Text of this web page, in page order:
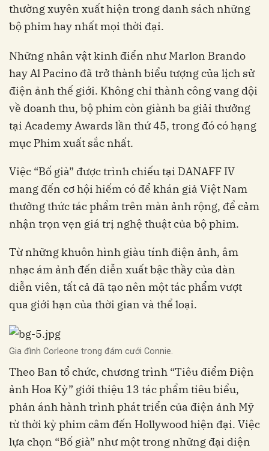
thường xuyên xuất hiện trong danh sách những
bộ phim hay nhất mọi thời đại.
Những nhân vật kinh điển như Marlon Brando
hay Al Pacino đã trở thành biểu tượng của lịch sử
điện ảnh thế giới. Không chỉ thành công vang dội
về doanh thu, bộ phim còn giành ba giải thưởng
tại Academy Awards lần thứ 45, trong đó có hạng
mục Phim xuất sắc nhất.
Việc “Bố già” được trình chiếu tại DANAFF IV
mang đến cơ hội hiếm có để khán giả Việt Nam
thưởng thức tác phẩm trên màn ảnh rộng, để cảm
nhận trọn vẹn giá trị nghệ thuật của bộ phim.
Từ những khuôn hình giàu tính điện ảnh, âm
nhạc ám ảnh đến diễn xuất bậc thầy của dàn
diễn viên, tất cả đã tạo nên một tác phẩm vượt
qua giới hạn của thời gian và thể loại.
Gia đình Corleone trong đám cưới Connie.
Theo Ban tổ chức, chương trình “Tiêu điểm Điện
ảnh Hoa Kỳ” giới thiệu 13 tác phẩm tiêu biểu,
phản ánh hành trình phát triển của điện ảnh Mỹ
từ thời kỳ phim câm đến Hollywood hiện đại. Việc
lựa chọn “Bố già” như một trong những đại diện